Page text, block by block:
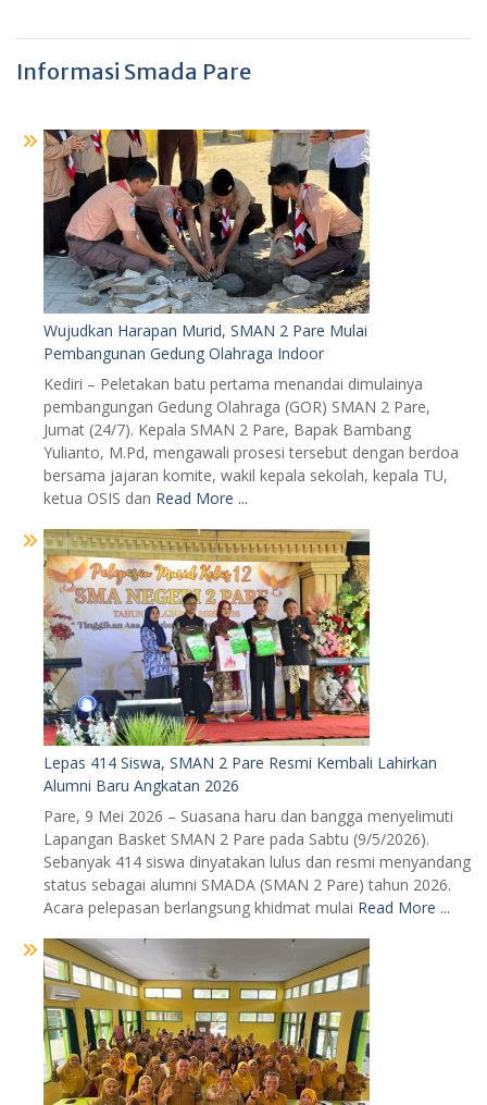
Informasi Smada Pare
Wujudkan Harapan Murid, SMAN 2 Pare Mulai
Pembangunan Gedung Olahraga Indoor
Kediri – Peletakan batu pertama menandai dimulainya
pembangungan Gedung Olahraga (GOR) SMAN 2 Pare,
Jumat (24/7). Kepala SMAN 2 Pare, Bapak Bambang
Yulianto, M.Pd, mengawali prosesi tersebut dengan berdoa
bersama jajaran komite, wakil kepala sekolah, kepala TU,
ketua OSIS dan Read More ...
Lepas 414 Siswa, SMAN 2 Pare Resmi Kembali Lahirkan
Alumni Baru Angkatan 2026
Pare, 9 Mei 2026 – Suasana haru dan bangga menyelimuti
Lapangan Basket SMAN 2 Pare pada Sabtu (9/5/2026).
Sebanyak 414 siswa dinyatakan lulus dan resmi menyandang
status sebagai alumni SMADA (SMAN 2 Pare) tahun 2026.
Acara pelepasan berlangsung khidmat mulai Read More ...